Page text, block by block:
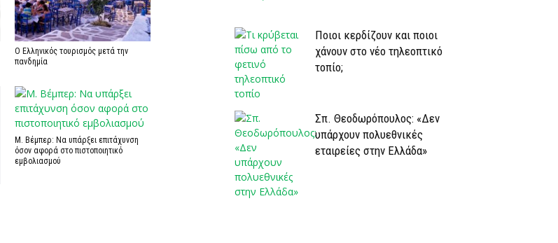
Ο Ελληνικός τουρισμός μετά την
πανδημία
Μ. Βέμπερ: Να υπάρξει επιτάχυνση
όσον αφορά στο πιστοποιητικό
εμβολιασμού
Ποιοι κερδίζουν και ποιοι
χάνουν στο νέο τηλεοπτικό
τοπίο;
Σπ. Θεοδωρόπουλος: «Δεν
υπάρχουν πολυεθνικές
εταιρείες στην Ελλάδα»